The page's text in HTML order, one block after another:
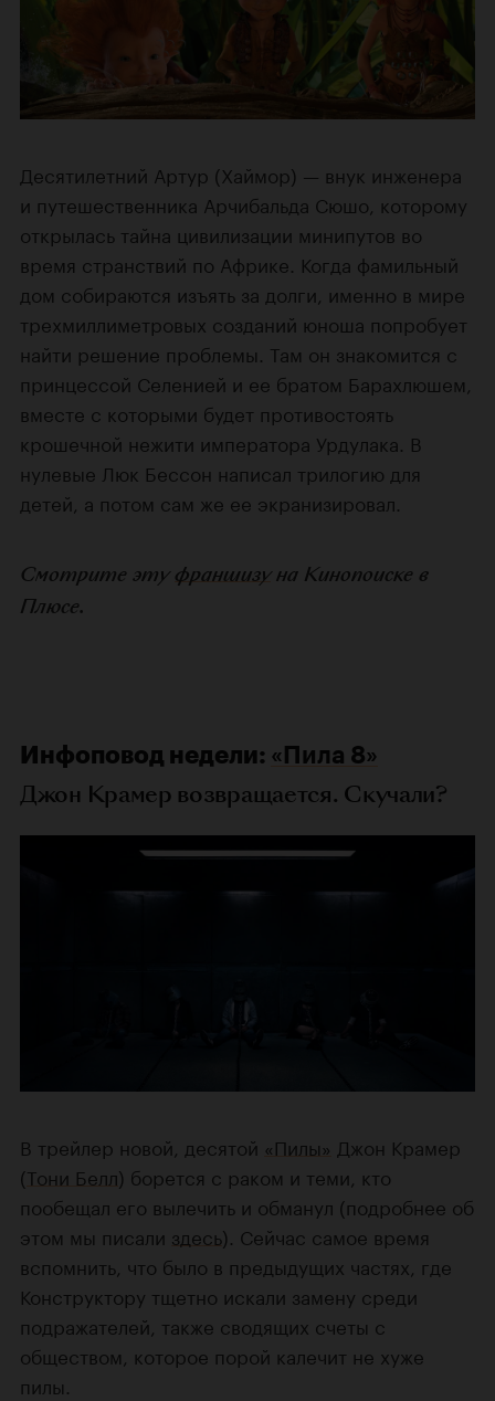
Десятилетний Артур (Хаймор) — внук инженера
и путешественника Арчибальда Сюшо, которому
открылась тайна цивилизации минипутов во
время странствий по Африке. Когда фамильный
дом собираются изъять за долги, именно в мире
трехмиллиметровых созданий юноша попробует
найти решение проблемы. Там он знакомится с
принцессой Селенией и ее братом Барахлюшем,
вместе с которыми будет противостоять
крошечной нежити императора Урдулака. В
нулевые Люк Бессон написал трилогию для
детей, а потом сам же ее экранизировал.
Смотрите эту франшизу на Кинопоиске в
Плюсе.
Инфоповод недели: «Пила 8»
Джон Крамер возвращается. Скучали?
В трейлер новой, десятой «Пилы» Джон Крамер
(Тони Белл) борется с раком и теми, кто
пообещал его вылечить и обманул (подробнее об
этом мы писали здесь). Сейчас самое время
вспомнить, что было в предыдущих частях, где
Конструктору тщетно искали замену среди
подражателей, также сводящих счеты с
обществом, которое порой калечит не хуже
пилы.